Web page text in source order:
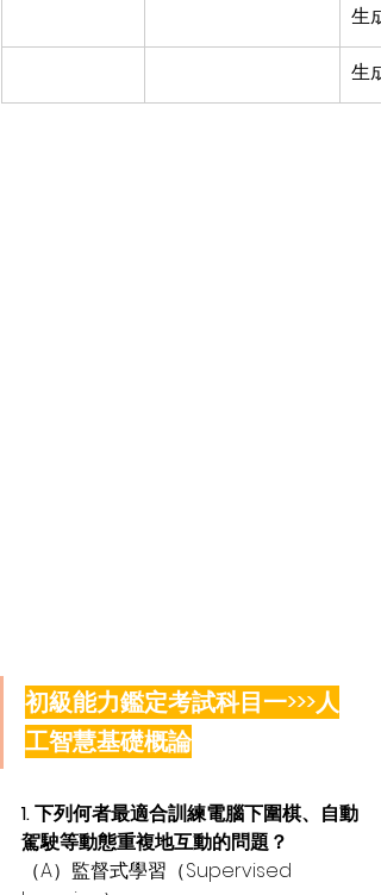
生
生
初級能力鑑定考試科目一>>>人
工智慧基礎概論
1. 下列何者最適合訓練電腦下圍棋、自動
駕駛等動態重複地互動的問題？
（A）監督式學習（Supervised